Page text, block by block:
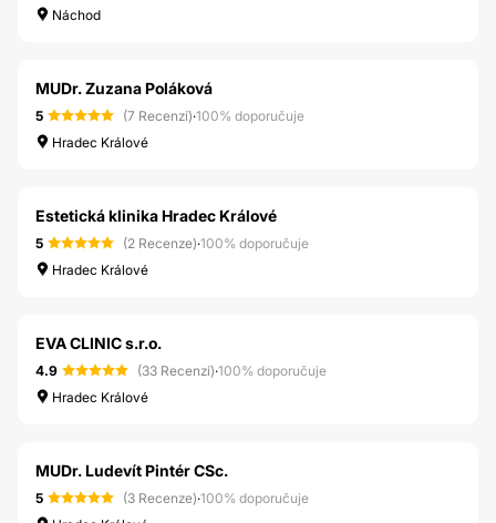
Náchod
MUDr. Zuzana Poláková
5 (7 Recenzí)·100% doporučuje
Hradec Králové
Estetická klinika Hradec Králové
5 (2 Recenze)·100% doporučuje
Hradec Králové
EVA CLINIC s.r.o.
4.9 (33 Recenzí)·100% doporučuje
Hradec Králové
MUDr. Ludevít Pintér CSc.
5 (3 Recenze)·100% doporučuje